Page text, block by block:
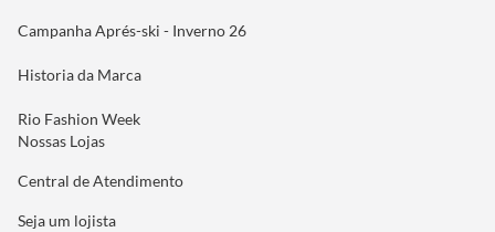
Campanha Aprés-ski - Inverno 26
Historia da Marca
Rio Fashion Week
Nossas Lojas
Central de Atendimento
Seja um lojista